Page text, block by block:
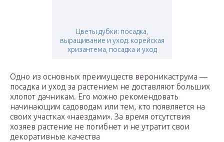
Цветы дубки: посадка,
выращивание и уход. корейская
хризантема, посадка и уход
Одно из основных преимуществ вероникаструма —
посадка и уход за растением не доставляют больших
хлопот дачникам. Его можно рекомендовать
начинающим садоводам или тем, кто появляется на
своих участках «наездами». За время отсутствия
хозяев растение не погибнет и не утратит свои
декоративные качества